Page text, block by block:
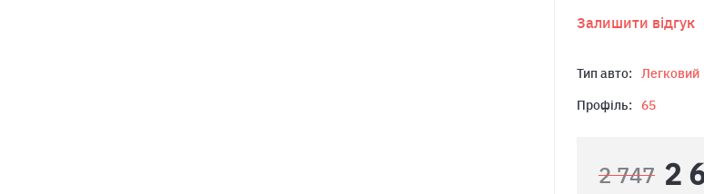
Залишити відгук
Тип авто: Легковий
Профіль:
65
2 747 2